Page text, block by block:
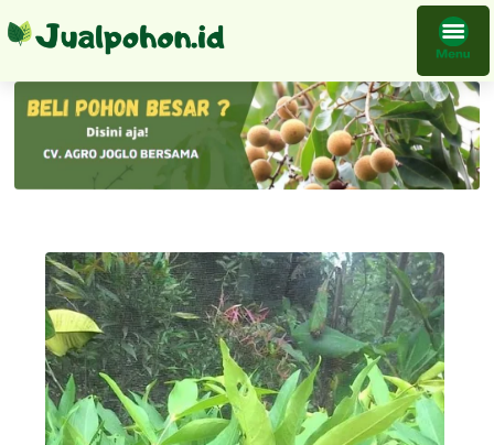
Bibit Tanaman Jambu Taiwan Mudah Dirawat